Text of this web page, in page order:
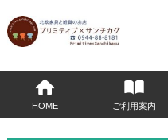
HOME ご利用案内